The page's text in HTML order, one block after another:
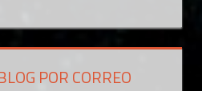
POR CORREO